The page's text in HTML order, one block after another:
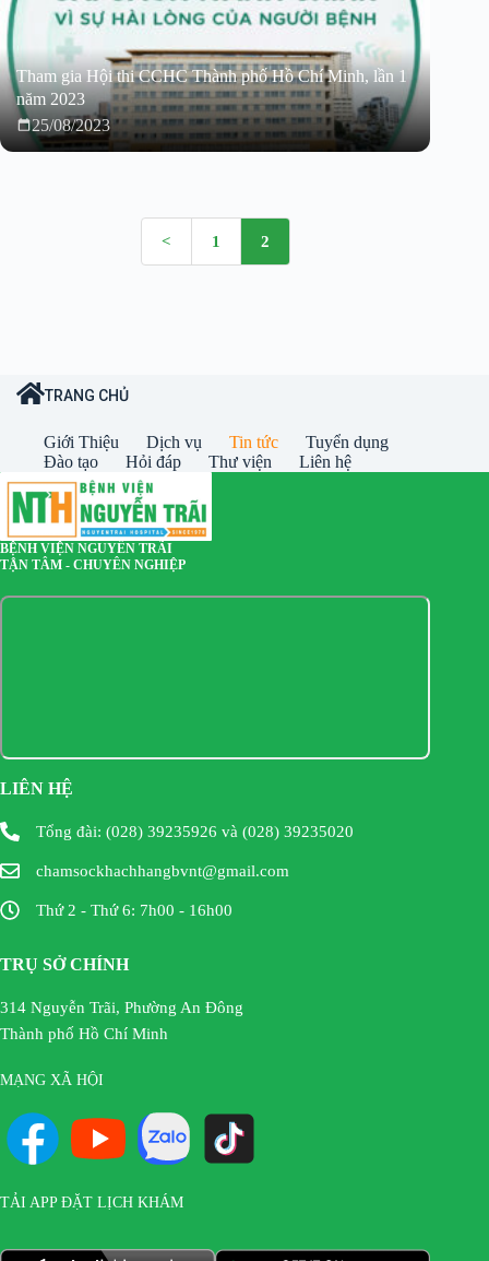
Tham gia Hội thi CCHC Thành phố Hồ Chí Minh, lần 1
năm 2023
25/08/2023
< 1 2
TRANG CHỦ
Giới Thiệu Dịch vụ Tin tức
Tuyển dụng
Đào tạo
Hỏi đáp Thư viện Liên hệ
BỆNH VIỆN NGUYỄN TRÃI
TẬN TÂM - CHUYÊN NGHIỆP
LIÊN HỆ
Tổng đài: (028) 39235926 và (028) 39235020
chamsockhachhangbvnt@gmail.com
Thứ 2 - Thứ 6: 7h00 - 16h00
TRỤ SỞ CHÍNH
314 Nguyễn Trãi, Phường An Đông
Thành phố Hồ Chí Minh
MẠNG XÃ HỘI
TẢI APP ĐẶT LỊCH KHÁM